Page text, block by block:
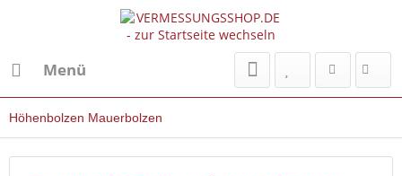
Menü
Höhenbolzen Mauerbolzen